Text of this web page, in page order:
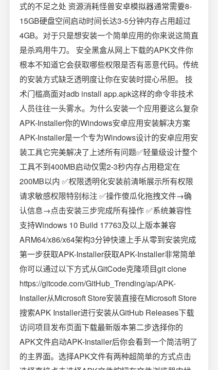
式的不足之处 资源消耗怪兽安卓模拟器通常需要8-
15GB硬盘空间启动时间长达3-5分钟内存占用超过
4GB。对于只是想安装一个简单应用的你来说这简直
是杀鸡用牛刀。 安全黑盒从网上下载的APK文件你
根本不知道它会获取哪些权限是否有恶意代码。传统
的安装方式缺乏透明度让你在安装时提心吊胆。 技
术门槛高面对adb install app.apk这样的命令非技术
人员往往一头雾水。为什么安装一个应用要这么复杂
APK-Installer你的Windows安卓应用安装解决方案
APK-Installer是一个专为Windows设计的安卓应用安
装工具它完美解决了上述所有问题✅轻量级设计整个
工具不到400MB启动仅需2-3秒内存占用稳定在
200MB以内 ✅权限透明化安装前清晰展示所有权限
请求敏感权限特别标注 ✅操作傻瓜化拖拽文件→确
认信息→点击安装三步完成所有操作 ✅系统兼容性
支持Windows 10 Build 17763及以上版本兼容
ARM64/x86/x64架构3分钟快速上手从零到安装完成
第一步获取APK-Installer获取APK-Installer非常简单
你可以通过以下方式从GitCode克隆项目git clone
https://gitcode.com/GitHub_Trending/ap/APK-
Installer从Microsoft Store安装直接在Microsoft Store
搜索APK Installer进行安装从GitHub Releases下载
访问项目发布页面下载最新版本第二步选择你的
APK文件启动APK-Installer后你会看到一个简洁明了
的主界面。选择APK文件有两种超简单的方式点击